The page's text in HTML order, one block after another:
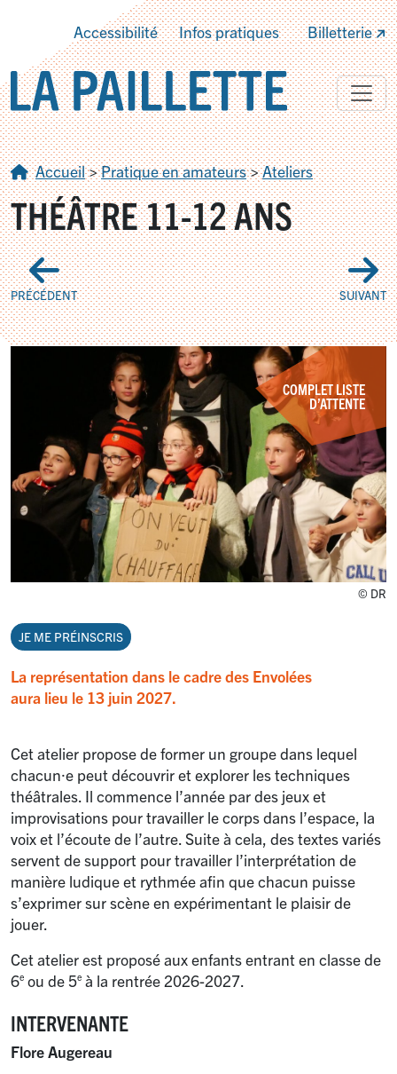
Accessibilité Infos pratiques Billetterie
Accueil>Pratique en amateurs>Ateliers
THÉÂTRE 11-12 ANS
PRÉCÉDENT SUIVANT
COMPLET LISTE
D’ATTENTE
© DR
JE ME PRÉINSCRIS
La représentation dans le cadre des Envolées
aura lieu le 13 juin 2027.
Cet atelier propose de former un groupe dans lequel
chacun⸱e peut découvrir et explorer les techniques
théâtrales. Il commence l’année par des jeux et
improvisations pour travailler le corps dans l’espace, la
voix et l’écoute de l’autre. Suite à cela, des textes variés
servent de support pour travailler l’interprétation de
manière ludique et rythmée afin que chacun puisse
s’exprimer sur scène en expérimentant le plaisir de
jouer.
Cet atelier est proposé aux enfants entrant en classe de
6e ou de 5e à la rentrée 2026-2027.
INTERVENANTE
Flore Augereau